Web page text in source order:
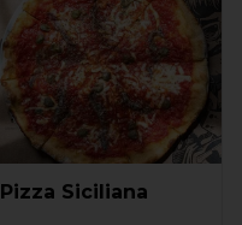
Pizza Siciliana